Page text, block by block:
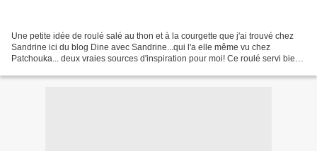
Une petite idée de roulé salé au thon et à la courgette que j'ai trouvé chez
Sandrine ici du blog Dine avec Sandrine...qui l'a elle même vu chez
Patchouka... deux vraies sources d'inspiration pour moi! Ce roulé servi bien